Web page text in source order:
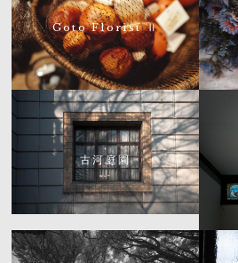
Goto Florist Ⅱ
古河庭園